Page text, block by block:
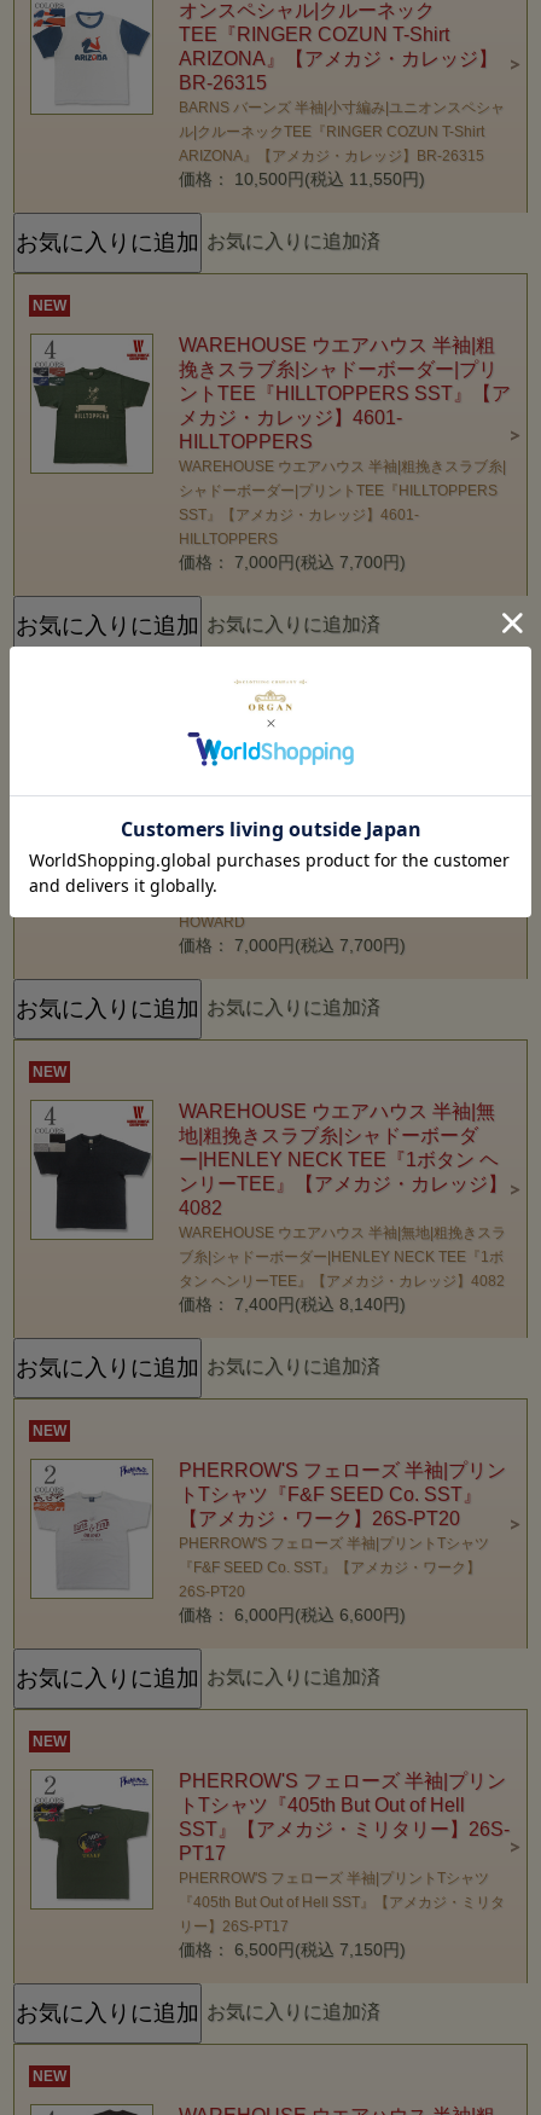
オンスペシャル|クルーネック
TEE『RINGER COZUN T-Shirt
ARIZONA』【アメカジ・カレッジ】
BR-26315
BARNS バーンズ 半袖|小寸編み|ユニオンスペシャ
ル|クルーネックTEE『RINGER COZUN T-Shirt
ARIZONA』【アメカジ・カレッジ】BR-26315
価格： 10,500円(税込 11,550円)
お気に入りに追加済
NEW
WAREHOUSE ウエアハウス 半袖|粗
挽きスラブ糸|シャドーボーダー|プリ
ントTEE『HILLTOPPERS SST』【ア
メカジ・カレッジ】4601-
HILLTOPPERS
WAREHOUSE ウエアハウス 半袖|粗挽きスラブ糸|
シャドーボーダー|プリントTEE『HILLTOPPERS
SST』【アメカジ・カレッジ】4601-
HILLTOPPERS
価格： 7,000円(税込 7,700円)
お気に入りに追加済
WAREHOUSE ウエアハウス 半袖|粗
挽きスラブ糸|シャドーボーダー|プリ
SST』【アメカジ・カレッジ】4601-
HOWARD
シャドーボーダー|プリントTEE『HOWARD
COUNTY SST』【アメカジ・カレッジ】4601-
HOWARD
価格： 7,000円(税込 7,700円)
お気に入りに追加済
NEW
WAREHOUSE ウエアハウス 半袖|無
地|粗挽きスラブ糸|シャドーボーダ
ー|HENLEY NECK TEE『1ボタン ヘ
ンリーTEE』【アメカジ・カレッジ】
4082
WAREHOUSE ウエアハウス 半袖|無地|粗挽きスラ
ブ糸|シャドーボーダー|HENLEY NECK TEE『1ボ
タン ヘンリーTEE』【アメカジ・カレッジ】4082
価格： 7,400円(税込 8,140円)
お気に入りに追加済
NEW
PHERROW'S フェローズ 半袖|プリン
トTシャツ『F&F SEED Co. SST』
【アメカジ・ワーク】26S-PT20
PHERROW'S フェローズ 半袖|プリントTシャツ
『F&F SEED Co. SST』【アメカジ・ワーク】
26S-PT20
価格： 6,000円(税込 6,600円)
お気に入りに追加済
NEW
PHERROW'S フェローズ 半袖|プリン
トTシャツ『405th But Out of Hell
SST』【アメカジ・ミリタリー】26S-
PT17
PHERROW'S フェローズ 半袖|プリントTシャツ
『405th But Out of Hell SST』【アメカジ・ミリタ
リー】26S-PT17
価格： 6,500円(税込 7,150円)
お気に入りに追加済
NEW